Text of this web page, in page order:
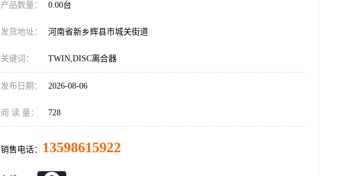
产品数量： 0.00台
发货地址： 河南省新乡辉县市城关街道
关键词： TWIN,DISC离合器
发布日期： 2026-08-06
阅 读 量： 728
销售电话： 13598615922